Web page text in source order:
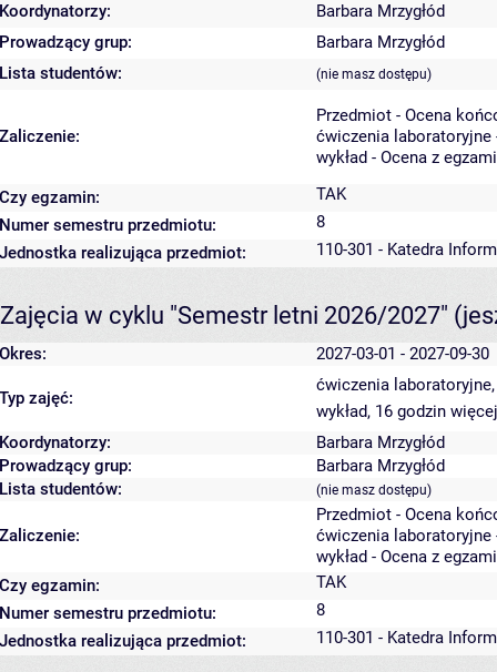
Koordynatorzy:
Barbara Mrzygłód
Prowadzący grup:
Barbara Mrzygłód
Lista studentów:
(nie masz dostępu)
Zaliczenie:
Przedmiot - Ocena
ćwiczenia laboratoryjne
wykład - Ocena z
Czy egzamin:
TAK
Numer semestru przedmiotu:
8
Jednostka realizująca przedmiot:
110-301 - Katedra
Zajęcia w cyklu "Semestr letni 2026/2027"
Okres: 2027-03-01 - 2027-09-30
Typ zajęć:
ćwiczenia
wykład, 16 godzin
Koordynatorzy:
Barbara Mrzygłód
Prowadzący grup:
Barbara Mrzygłód
Lista studentów:
(nie masz dostępu)
Zaliczenie:
Przedmiot - Ocena
ćwiczenia laboratoryjne
wykład - Ocena z
Czy egzamin:
TAK
Numer semestru przedmiotu:
8
Jednostka realizująca przedmiot:
110-301 - Katedra